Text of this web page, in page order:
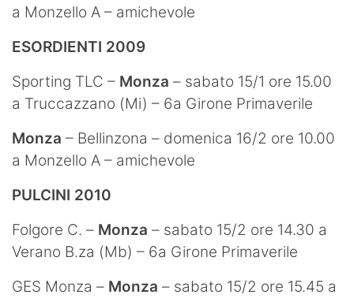
a Monzello A – amichevole
ESORDIENTI 2009
Sporting TLC – Monza – sabato 15/1 ore 15.00
a Truccazzano (Mi) – 6a Girone Primaverile
Monza – Bellinzona – domenica 16/2 ore 10.00
a Monzello A – amichevole
PULCINI 2010
Folgore C. – Monza – sabato 15/2 ore 14.30 a
Verano B.za (Mb) – 6a Girone Primaverile
GES Monza – Monza – sabato 15/2 ore 15.45 a